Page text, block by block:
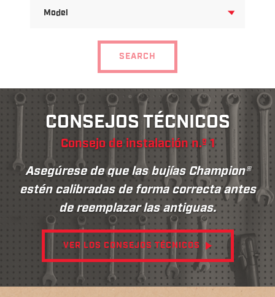
FOR
SEARCH
CONSEJOS TÉCNICOS
Consejo de instalación n.º 1
Asegúrese de que las bujías Champion®
estén calibradas de forma correcta antes
de reemplazar las antiguas.
VER LOS CONSEJOS TÉCNICOS